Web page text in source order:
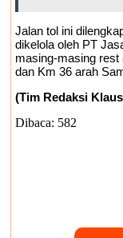
Jalan tol ini
dikelola oleh PT
masing-masing rest
dan Km 36 arah
(Tim Redaksi
Dibaca: 582